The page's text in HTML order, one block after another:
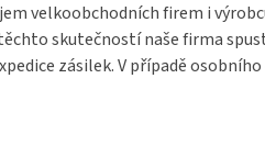
velkoobchodních firem i
skutečností naše firma
zásilek. V případě